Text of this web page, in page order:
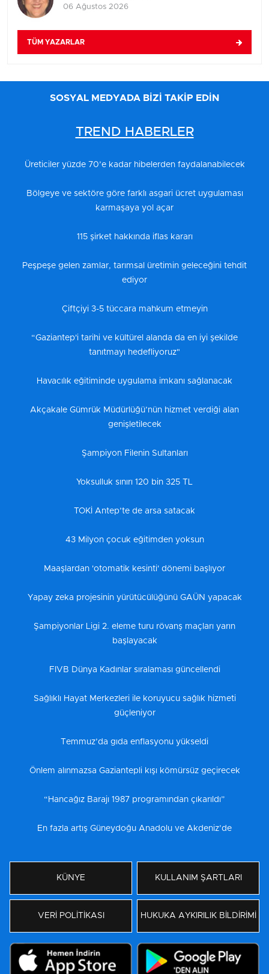
06 Ağustos 2026
TÜM YAZARLAR
SOSYAL MEDYADA BİZİ TAKİP EDİN
TREND HABERLER
Üreticiler yüzde 70’e kadar hibelerden faydalanabilecek
Bölgeye ve sektöre göre farklı asgari ücret uygulaması
karmaşaya yol açar
115 şirket hakkında iflas kararı
Peşpeşe gelen zamlar, tarımsal üretimin geleceğini tehdit
ediyor
Çiftçiyi 3-5 tüccara mahkum etmeyin
“Gaziantep'i tarihi ve kültürel alanda da en iyi şekilde
tanıtmayı hedefliyoruz"
Havacılık eğitiminde uygulama imkanı sağlanacak
Akçakale Gümrük Müdürlüğü’nün hizmet verdiği alan
genişletilecek
Şampiyon Filenin Sultanları
Yoksulluk sınırı 120 bin 325 TL
TOKİ Antep’te de arsa satacak
43 Milyon çocuk eğitimden yoksun
Maaşlardan 'otomatik kesinti' dönemi başlıyor
Yapay zeka projesinin yürütücülüğünü GAÜN yapacak
Şampiyonlar Ligi 2. eleme turu rövanş maçları yarın
başlayacak
FIVB Dünya Kadınlar sıralaması güncellendi
Sağlıklı Hayat Merkezleri ile koruyucu sağlık hizmeti
güçleniyor
Temmuz’da gıda enflasyonu yükseldi
Önlem alınmazsa Gaziantepli kışı kömürsüz geçirecek
“Hancağız Barajı 1987 programından çıkarıldı”
En fazla artış Güneydoğu Anadolu ve Akdeniz’de
KÜNYE KULLANIM ŞARTLARI
VERİ POLİTİKASI HUKUKA AYKIRILIK BİLDİRİMİ